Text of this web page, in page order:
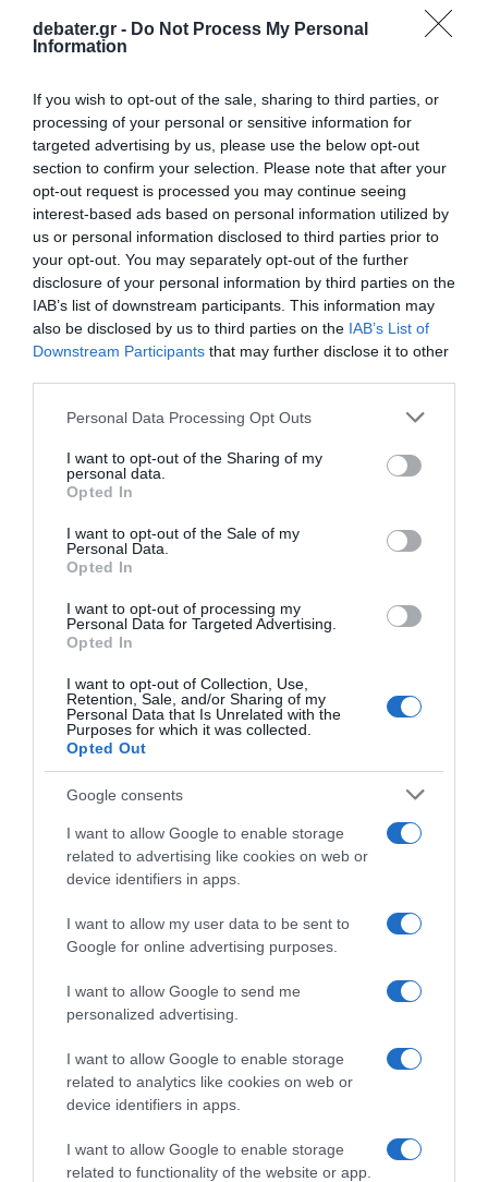
debater.gr - Do Not Process My Personal
Information
If you wish to opt-out of the sale, sharing to third parties, or
processing of your personal or sensitive information for
targeted advertising by us, please use the below opt-out
section to confirm your selection. Please note that after your
opt-out request is processed you may continue seeing
interest-based ads based on personal information utilized by
us or personal information disclosed to third parties prior to
your opt-out. You may separately opt-out of the further
disclosure of your personal information by third parties on the
IAB’s list of downstream participants. This information may
also be disclosed by us to third parties on the IAB’s List of
Downstream Participants that may further disclose it to other
Please note that this website/app uses one or more Google
not limited to your visit or usage behaviour. You may click to
grant or deny consent to Google and its third-party tags to
use your data for below specified purposes in below Google
consent section.
Personal Data Processing Opt Outs
I want to opt-out of the Sharing of my
personal data.
Opted In
I want to opt-out of the Sale of my
Personal Data.
Opted In
I want to opt-out of processing my
Personal Data for Targeted Advertising.
Opted In
I want to opt-out of Collection, Use,
Retention, Sale, and/or Sharing of my
Personal Data that Is Unrelated with the
Purposes for which it was collected.
Opted Out
Google consents
I want to allow Google to enable storage
related to advertising like cookies on web or
device identifiers in apps.
I want to allow my user data to be sent to
Google for online advertising purposes.
I want to allow Google to send me
personalized advertising.
I want to allow Google to enable storage
related to analytics like cookies on web or
device identifiers in apps.
I want to allow Google to enable storage
related to functionality of the website or app.
Μητσοτάκης για κρίση στη Μέση Ανατολή:
“Απαιτείται αυτοσυγκράτηση και
ΔΙΑΦΗΜΙΣΗ
Καιρός: Μικρή πτώση της θερμοκρασίας με
ισχυρούς ανέμους
Προσθήκη ως προτεινόμενη
Ακολούθησε το debater.gr στο
Share Tweet
ΑΓΡΙΝΙΟ ΑΝΑΠΗΡΙΑ
ΔΙΑΦΗΜΙΣΗ
ΣΧΟΛΙΑ